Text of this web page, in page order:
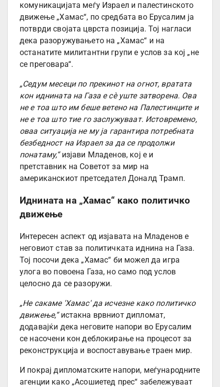
комуникацијата меѓу Израел и палестинското
движење „Хамас“, по средбата во Ерусалим ја
потврди својата цврста позиција. Тој нагласи
дека разоружувањето на „Хамас“ и на
останатите милитантни групи е услов за кој „не
се преговара“.
„Седум месеци по прекинот на огнот, вратата
кон иднината на Газа е сè уште затворена. Ова
не е тоа што им беше ветено на Палестинците и
не е тоа што тие го заслужуваат. Истовремено,
оваа ситуација не му ја гарантира потребната
безбедност на Израел за да се продолжи
понатаму,“изјави Младенов, кој е и
претставник на Советот за мир на
американскиот претседател Доналд Трамп.
Иднината на „Хамас“ како политичко
движење
Интересен аспект од изјавата на Младенов е
неговиот став за политичката иднина на Газа.
Тој посочи дека „Хамас“ би можел да игра
улога во повоена Газа, но само под услов
целосно да се разоружи.
„Не сакаме 'Хамас' да исчезне како политичко
движење,“истакна врвниот дипломат,
додавајќи дека неговите напори во Ерусалим
се насочени кон деблокирање на процесот за
реконструкција и воспоставување траен мир.
И покрај дипломатските напори, меѓународните
агенции како „Асошиетед прес“ забележуваат